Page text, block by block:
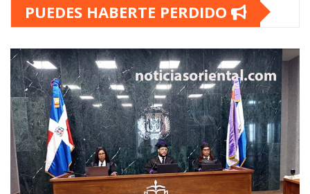
PUEDES HABERTE PERDIDO